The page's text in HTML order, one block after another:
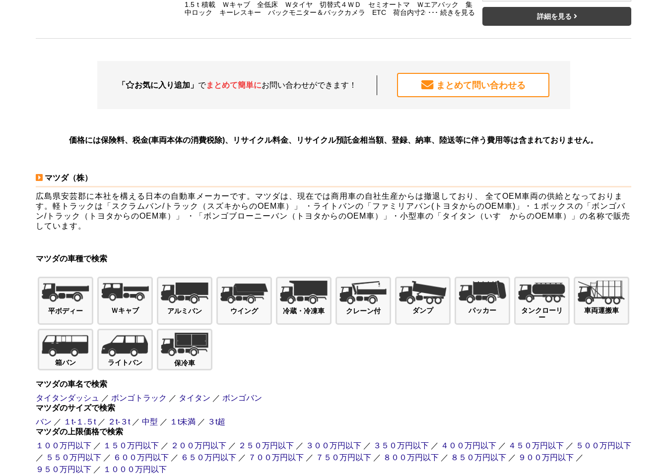
1.5ｔ積載 Ｗキャブ 全低床 Ｗタイヤ 切替式４ＷＤ セミオートマ Ｗエアバック 集
中ロック キーレスキー バックモニター＆バックカメラ ETC 荷台内寸209/161/38 荷
詳細を見る
「 お気に入り追加」 でまとめて簡単にお問い合わせができます！ まとめて問い合わせる
価格には保険料、税金(車両本体の消費税除)、リサイクル料金、リサイクル預託金相当額、登録、納車、陸送等に伴う費用等は含まれておりません。
マツダ（株）
広島県安芸郡に本社を構える日本の自動車メーカーです。マツダは、現在では商用車の自社生産からは撤退しており、 全てOEM車両の供給となっておりま
す。軽トラックは「スクラムバン/トラック（スズキからのOEM車）」 ・ライトバンの「ファミリアバン(トヨタからのOEM車)」・１ボックスの「ボンゴバ
ン/トラック（トヨタからのOEM車）」 ・「ボンゴブローニーバン（トヨタからのOEM車）」・小型車の「タイタン（いすゞからのOEM車）」の名称で販売
しています。
マツダの車種で検索
平ボディー Ｗキャブ アルミバン ウイング 冷蔵・冷凍車 クレーン付 ダンプ パッカー
タンクローリ
ー
車両運搬車
箱バン ライトバン 保冷車
マツダの車名で検索
タイタンダッシュ
／ ボンゴトラック ／ タイタン ／ ボンゴバン
マツダのサイズで検索
バン ／ １t-１.５t ／ ２t-３t ／ 中型 ／ １t未満 ／ ３t超
マツダの上限価格で検索
１００万円以下 ／ １５０万円以下 ／ ２００万円以下 ／ ２５０万円以下 ／ ３００万円以下 ／ ３５０万円以下 ／ ４００万円以下 ／ ４５０万円以下 ／ ５００万円以下
／ ５５０万円以下 ／ ６００万円以下 ／ ６５０万円以下 ／ ７００万円以下 ／ ７５０万円以下 ／ ８００万円以下 ／ ８５０万円以下 ／ ９００万円以下 ／
９５０万円以下 ／ １０００万円以下